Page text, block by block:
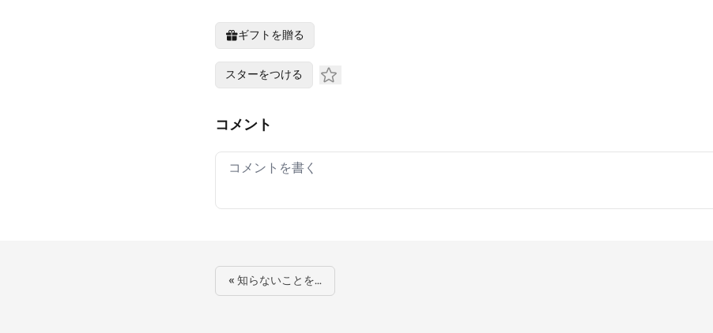
ギフトを贈る
スターをつける
コメント
Your comment
« 知らないことを…